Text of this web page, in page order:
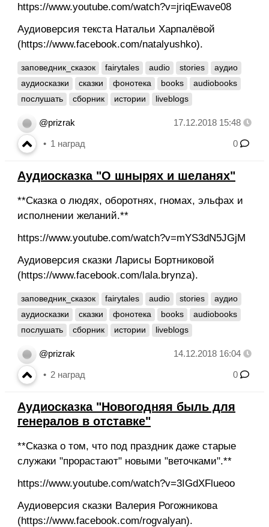
https://www.youtube.com/watch?v=jriqEwave08
Аудиоверсия текста Натальи Харпалёвой
(https://www.facebook.com/natalyushko).
заповедник_сказок fairytales audio stories
аудио
аудиосказки
сказки фонотека books
audiobooks
послушать
сборник истории liveblogs
@prizrak 17.12.2018 15:48
1 наград 0
Аудиосказка "О шнырях и шеланях"
**Сказка о людях, оборотнях, гномах, эльфах и
исполнении желаний.**
https://www.youtube.com/watch?v=mYS3dN5JGjM
Аудиоверсия сказки Ларисы Бортниковой
(https://www.facebook.com/lala.brynza).
заповедник_сказок fairytales audio stories
аудио
аудиосказки
сказки фонотека books
audiobooks
послушать
сборник истории liveblogs
@prizrak 14.12.2018 16:04
2 наград 0
Аудиосказка "Новогодняя быль для
генералов в отставке"
**Сказка о том, что под праздник даже старые
служаки "прорастают" новыми "веточками".**
https://www.youtube.com/watch?v=3IGdXFlueoo
Аудиоверсия сказки Валерия Рогожникова
(https://www.facebook.com/rogvalyan).